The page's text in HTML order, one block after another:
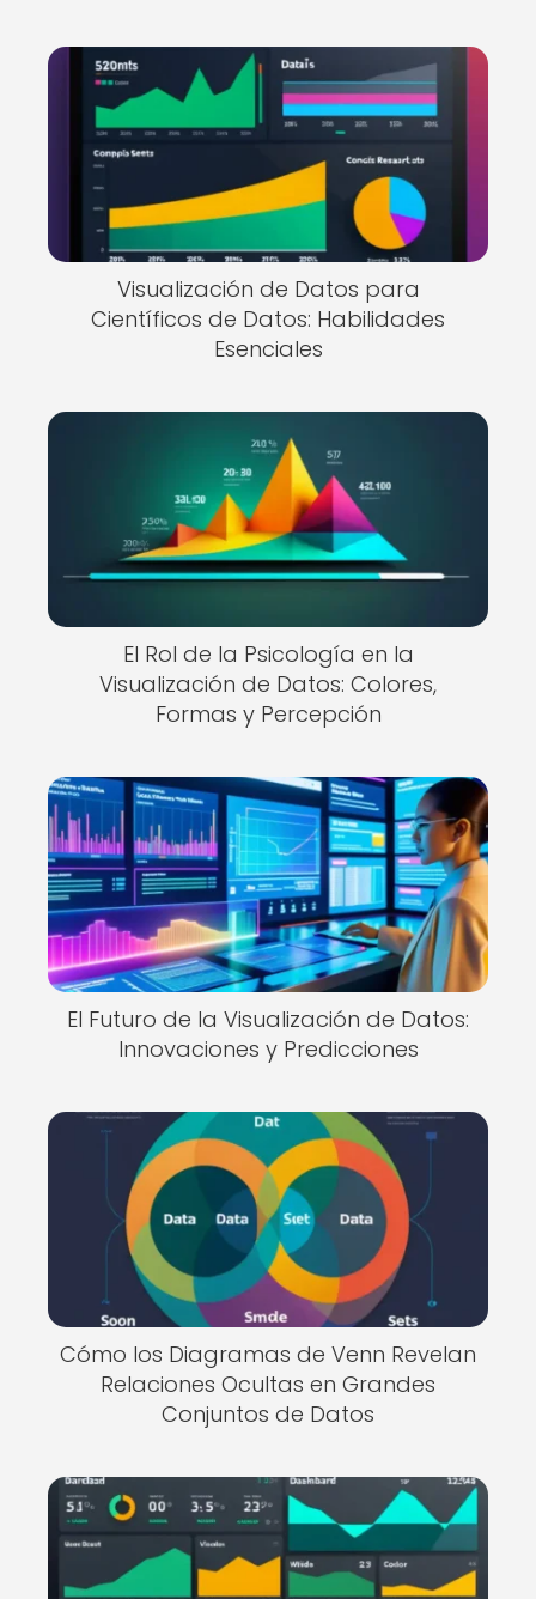
Visualización de Datos para
Científicos de Datos: Habilidades
Esenciales
El Rol de la Psicología en la
Visualización de Datos: Colores,
Formas y Percepción
El Futuro de la Visualización de Datos:
Innovaciones y Predicciones
Cómo los Diagramas de Venn Revelan
Relaciones Ocultas en Grandes
Conjuntos de Datos